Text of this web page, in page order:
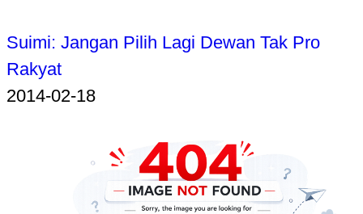
Suimi: Jangan Pilih Lagi Dewan Tak Pro
Rakyat
2014-02-18